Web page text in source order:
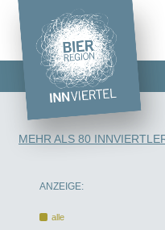
MEHR ALS 80
ANZEIGE:
alle